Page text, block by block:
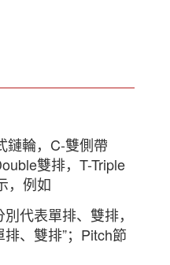
輪，C-雙側帶
雙排，T-Triple
，例如
代表單排、雙排，
、雙排”；Pitch節